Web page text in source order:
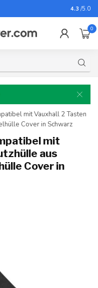
Für fast
4.3 /5.0
0
mit Vauxhall 2 Tasten
Cover in Schwarz
mit
aus
Cover in